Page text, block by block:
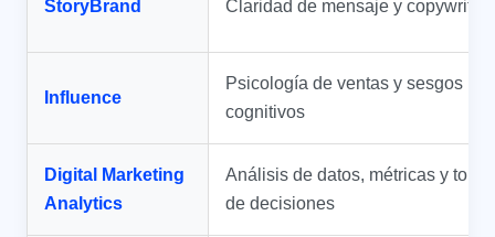
StoryBrand Claridad de mensaje y copywriting
Influence
Psicología de ventas y sesgos
cognitivos
Digital Marketing
Analytics
Análisis de datos, métricas y toma
de decisiones